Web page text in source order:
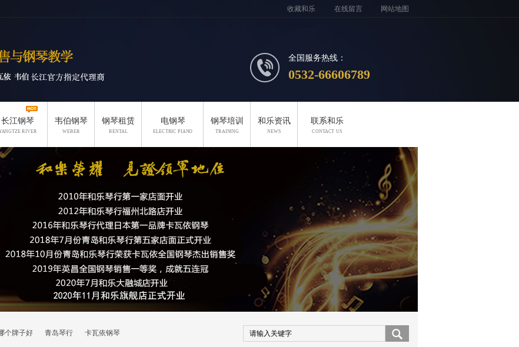
收藏和乐 在线留言 网站地图
全国服务热线：
0532-66606789
长江钢琴
RIVER
韦伯钢琴
WEBER
钢琴租赁
RENTAL
电钢琴
ELECTRIC PIANO
钢琴培训
TRAINING
和乐资讯
NEWS
联系和乐
CONTACT US
个牌子好 青岛琴行 卡瓦依钢琴